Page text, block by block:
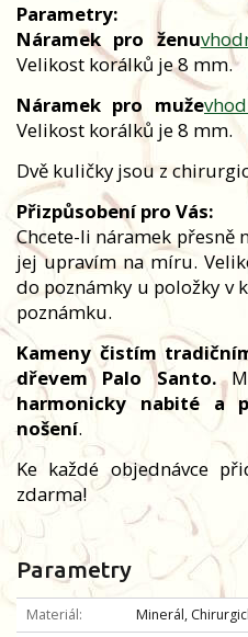
Parametry:
Náramek pro ženu
Velikost korálků je 8 mm.
Náramek pro muže
Velikost korálků je 8 mm.
Dvě kuličky jsou z
Přizpůsobení pro Vás:
Chcete-li náramek přesně
jej upravím na míru.
do poznámky u položky v
poznámku.
Kameny čistím
dřevem Palo Santo.
harmonicky nabité a
nošení.
Ke každé objednávce
zdarma!
Parametry
Materiál
Minerál,